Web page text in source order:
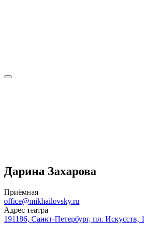
Дарина Захарова
Приёмная
office@mikhailovsky.ru
Адрес театра
191186, Санкт-Петербург, пл. Искусств, 1